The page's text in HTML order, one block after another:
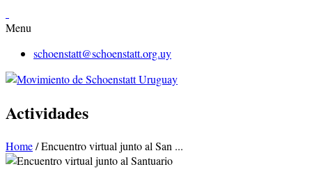
Menu
schoenstatt@schoenstatt.org.uy
Actividades
Home/Encuentro virtual junto al San ...